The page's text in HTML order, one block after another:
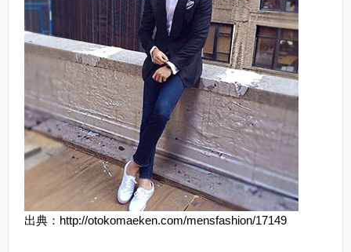
出典：http://otokomaeken.com/mensfashion/17149